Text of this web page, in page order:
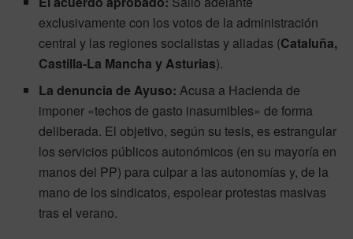
exclusivamente con los votos de la administración
central y las regiones socialistas y aliadas (Cataluña,
Castilla-La Mancha y Asturias).
La denuncia de Ayuso: Acusa a Hacienda de
imponer «techos de gasto inasumibles» de forma
deliberada. El objetivo, según su tesis, es estrangular
los servicios públicos autonómicos (en su mayoría en
manos del PP) para culpar a las autonomías y, de la
mano de los sindicatos, espolear protestas masivas
tras el verano.